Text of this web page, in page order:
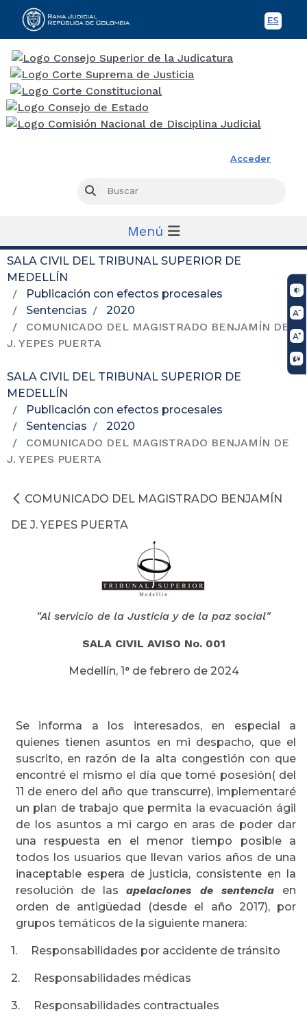
ES
Acceder
Buscar
Menú
SALA CIVIL DEL TRIBUNAL SUPERIOR DE
MEDELLÍN
Publicación con efectos procesales
Sentencias
2020
COMUNICADO DEL MAGISTRADO BENJAMÍN DE
J. YEPES PUERTA
SALA CIVIL DEL TRIBUNAL SUPERIOR DE
MEDELLÍN
Publicación con efectos procesales
Sentencias
2020
COMUNICADO DEL MAGISTRADO BENJAMÍN DE
J. YEPES PUERTA
COMUNICADO DEL MAGISTRADO BENJAMÍN
DE J. YEPES PUERTA
"Al servicio de la Justicia y de la paz social"
SALA CIVIL AVISO No. 001
Medellín, 1° de febrero de 2024
Se informa a los interesados, en especial a
quienes tienen asuntos en mi despacho, que el
suscrito, en razón de la alta congestión con que
encontré el mismo el día que tomé posesión( del
11 de enero del año que transcurre), implementaré
un plan de trabajo que permita la evacuación ágil
de los asuntos a mi cargo en aras de poder dar
una respuesta en el menor tiempo posible a
todos los usuarios que llevan varios años de una
inaceptable espera de justicia, consistente en la
resolución de lasapelaciones de sentencia en
orden de antigüedad (desde el año 2017), por
grupos temáticos de la siguiente manera:
1. Responsabilidades por accidente de tránsito
2. Responsabilidades médicas
3. Responsabilidades contractuales